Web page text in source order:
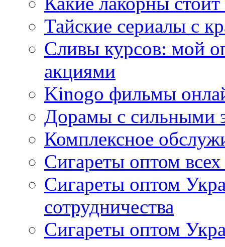
Тайские сериалы с
Сливы курсов: мой
акциями
Kinogo фильмы
Дорамы с сильными
Комплексное
Сигареты оптом
Сигареты оптом
сотрудничества
Сигареты оптом